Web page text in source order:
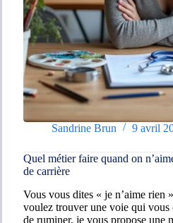
Sandrine Brun 9 avril
Quel métier faire quand on
de carrière
Vous vous dites « je n’aime rien
voulez trouver une voie qui vous
de ruminer, je vous propose une